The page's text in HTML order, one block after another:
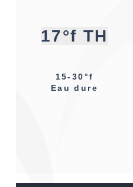
17°f TH
15-30°f
Eau dure